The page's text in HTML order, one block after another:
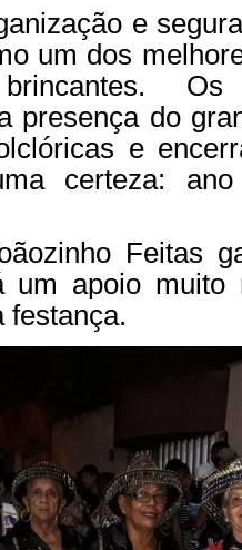
e
um dos
Os
presença do
e
certeza:
Feitas
um apoio muito
festança.